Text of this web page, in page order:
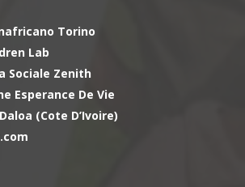
Torino
Lab
Sociale Zenith
Esperance De Vie
(Cote D’Ivoire)